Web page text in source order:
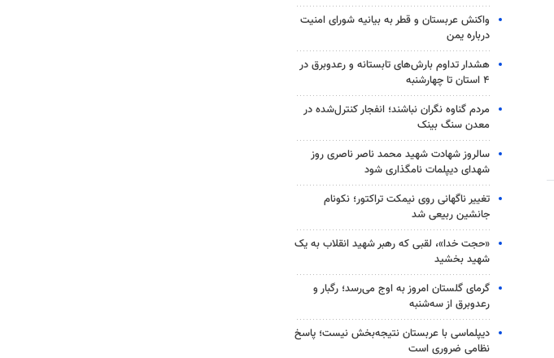
واکنش عربستان و قطر به بیانیه شورای امنیت
درباره یمن
هشدار تداوم بارش‌های تابستانه و رعدوبرق در
۴ استان تا چهارشنبه
مردم گناوه نگران نباشند؛ انفجار کنترل‌شده در
معدن سنگ بینک
سالروز شهادت شهید محمد ناصر ناصری روز
شهدای دیپلمات نامگذاری شود
تغییر ناگهانی روی نیمکت تراکتور؛ نکونام
جانشین ربیعی شد
«حجت خدا»، لقبی که رهبر شهید انقلاب به یک
شهید بخشید
گرمای گلستان امروز به اوج می‌رسد؛ رگبار و
رعدوبرق از سه‌شنبه
دیپلماسی با عربستان نتیجه‌بخش نیست؛ پاسخ
نظامی ضروری است